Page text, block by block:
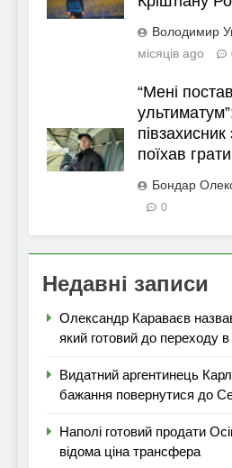
Володимир
місяців ago
“Мені
поїхав
Бондар
0
Недавні записи
Олександр Караваєв
який готовий до переходу
Видатний аргентинець
бажання повернутися до
Наполі готовий продати
відома ціна трансфера